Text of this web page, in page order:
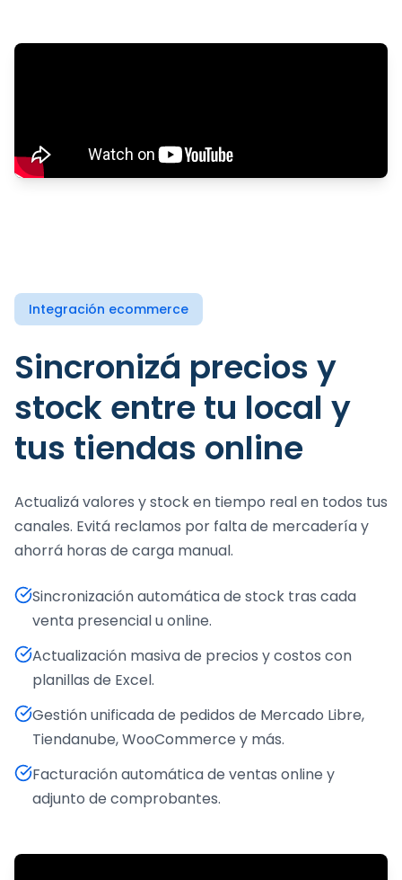
Integración ecommerce
Sincronizá precios y
stock entre tu local y
tus tiendas online
Actualizá valores y stock en tiempo real en todos tus
canales. Evitá reclamos por falta de mercadería y
ahorrá horas de carga manual.
Sincronización automática de stock tras cada
venta presencial u online.
Actualización masiva de precios y costos con
planillas de Excel.
Gestión unificada de pedidos de Mercado Libre,
Tiendanube, WooCommerce y más.
Facturación automática de ventas online y
adjunto de comprobantes.